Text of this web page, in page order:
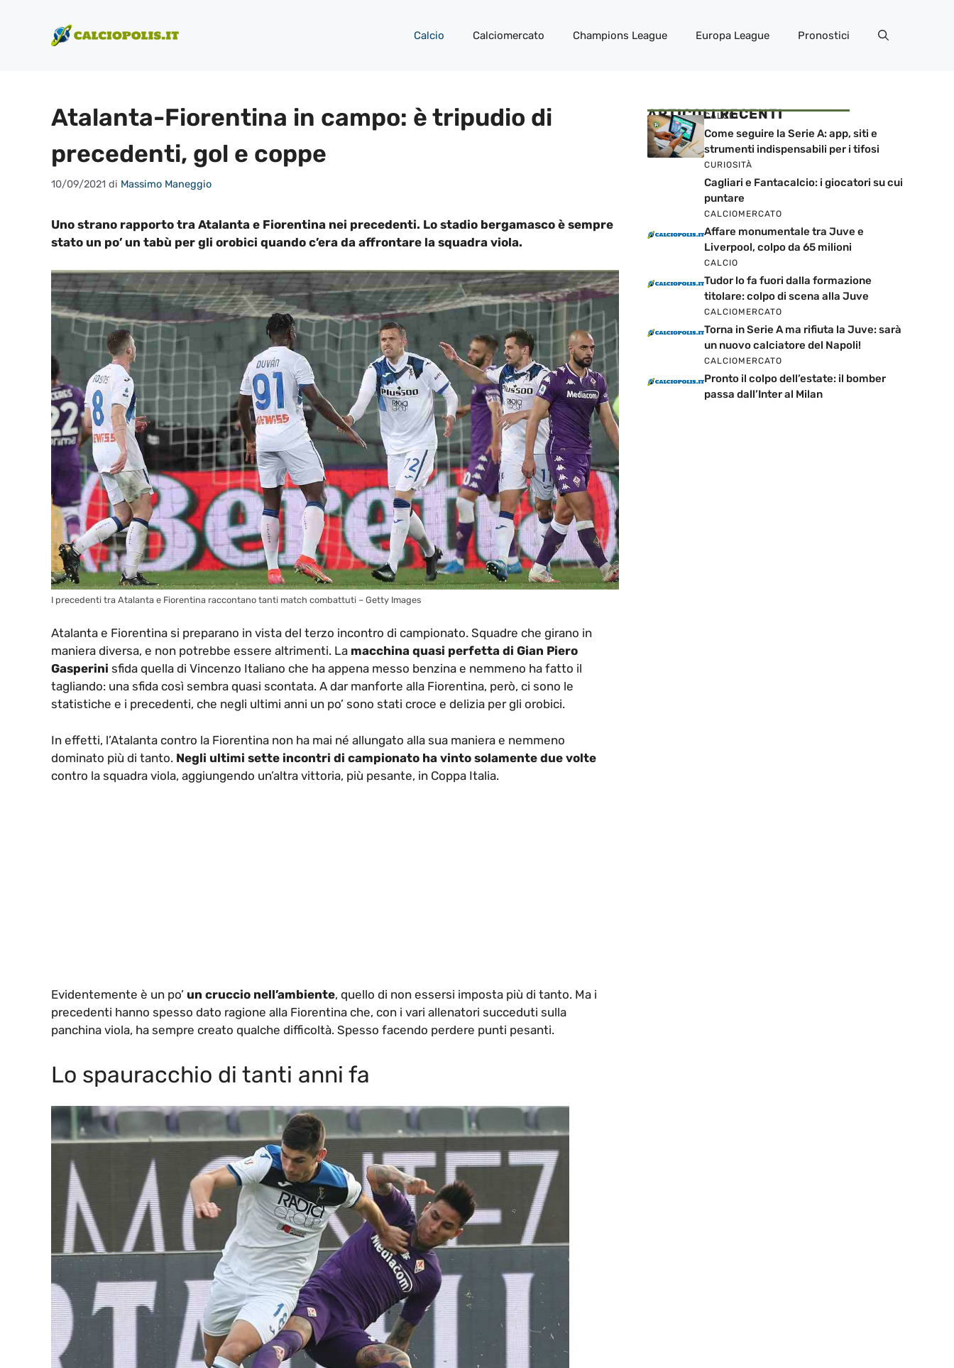
contenuto
Calcio Calciomercato Champions League Europa League Pronostici
Atalanta-Fiorentina in campo: è tripudio di
precedenti, gol e coppe
10/09/2021 di Massimo Maneggio
Uno strano rapporto tra Atalanta e Fiorentina nei precedenti. Lo stadio bergamasco è sempre
stato un po’ un tabù per gli orobici quando c’era da affrontare la squadra viola.
I precedenti tra Atalanta e Fiorentina raccontano tanti match combattuti – Getty Images
Atalanta e Fiorentina si preparano in vista del terzo incontro di campionato. Squadre che girano in
maniera diversa, e non potrebbe essere altrimenti. La macchina quasi perfetta di Gian Piero
Gasperini sfida quella di Vincenzo Italiano che ha appena messo benzina e nemmeno ha fatto il
tagliando: una sfida così sembra quasi scontata. A dar manforte alla Fiorentina, però, ci sono le
statistiche e i precedenti, che negli ultimi anni un po’ sono stati croce e delizia per gli orobici.
In effetti, l’Atalanta contro la Fiorentina non ha mai né allungato alla sua maniera e nemmeno
dominato più di tanto. Negli ultimi sette incontri di campionato ha vinto solamente due volte
contro la squadra viola, aggiungendo un’altra vittoria, più pesante, in Coppa Italia.
Evidentemente è un po’ un cruccio nell’ambiente, quello di non essersi imposta più di tanto. Ma i
precedenti hanno spesso dato ragione alla Fiorentina che, con i vari allenatori succeduti sulla
panchina viola, ha sempre creato qualche difficoltà. Spesso facendo perdere punti pesanti.
Lo spauracchio di tanti anni fa
ARTICOLI RECENTI
CALCIO
Come seguire la Serie A: app, siti e
strumenti indispensabili per i tifosi
CURIOSITÀ
Cagliari e Fantacalcio: i giocatori su cui
puntare
CALCIOMERCATO
Affare monumentale tra Juve e
Liverpool, colpo da 65 milioni
CALCIO
Tudor lo fa fuori dalla formazione
titolare: colpo di scena alla Juve
CALCIOMERCATO
Torna in Serie A ma rifiuta la Juve: sarà
un nuovo calciatore del Napoli!
CALCIOMERCATO
Pronto il colpo dell’estate: il bomber
passa dall’Inter al Milan